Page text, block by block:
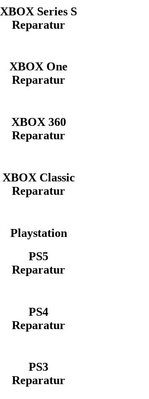
XBOX Series S
Reparatur
XBOX One
Reparatur
XBOX 360
Reparatur
XBOX Classic
Reparatur
Playstation
PS5
Reparatur
PS4
Reparatur
PS3
Reparatur